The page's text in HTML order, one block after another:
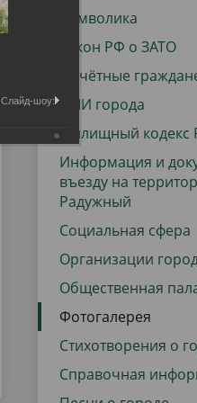
Городская среда
данных
Региональный контроль
Поддержка малого и
предпринимательства
Символика
Закон РФ о ЗАТО
Почётные
СМИ города
Жилищный кодекс
Информация и
въезду на
Радужный
Социальная сфера
Организации
Общественная
Фотогалерея
Стихотворения о
Справочная
Слайд-шоу: